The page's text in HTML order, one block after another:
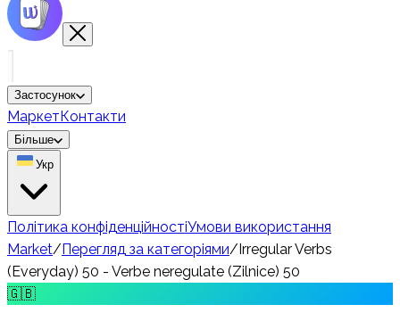
Застосунок
МаркетКонтакти
Більше
Укр
Політика конфіденційностіУмови використання
Market/Перегляд за категоріями/Irregular Verbs
(Everyday) 50 - Verbe neregulate (Zilnice) 50
🇬🇧